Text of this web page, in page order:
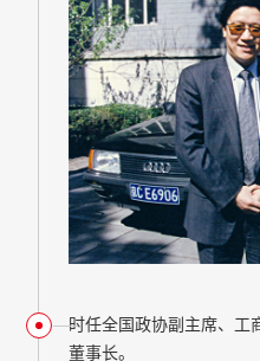
时任全国政协副主席、工
董事长。